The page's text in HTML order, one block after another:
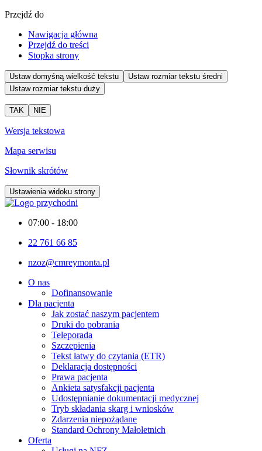
Przejdź do
Nawigacja główna
Przejdź do treści
Stopka strony
Ustaw domyśną wielkość tekstu
Ustaw rozmiar tekstu średni
Ustaw rozmiar tekstu duży
TAK NIE
Wersja tekstowa
Mapa serwisu
Słownik skrótów
Ustawienia widoku strony
07:00 - 18:00
22 761 66 85
nzoz@cmreymonta.pl
O nas
Dofinansowanie
Dla pacjenta
Jak zostać naszym pacjentem
Druki do pobrania
Teleporada
Szczepienia
Tekst łatwy do czytania (ETR)
Deklaracja dostępności
Prawa pacjenta
Ankieta satysfakcji pacjenta
Udostępnianie dokumentacji medycznej
Tryb składania skarg i wniosków
Zdarzenia niepożądane
Standard Ochrony Małoletnich
Oferta